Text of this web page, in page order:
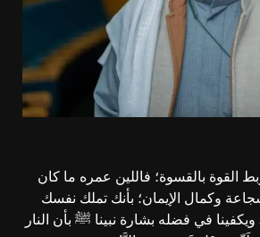
القوة بالقسوة؛ فاللين عمره ما كان
وكمال الإيمان؛ بأنك تملك نفسك
ويكفينا في فضله بشارة نبينا ﷺ بأن النار